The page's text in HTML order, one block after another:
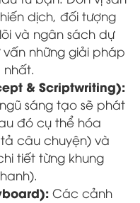
dịch, đối tượng
và ngân sách dự
những giải pháp
& Scriptwriting):
sáng tạo sẽ phát
đó cụ thể hóa
câu chuyện) và
tiết từng khung
Các cảnh